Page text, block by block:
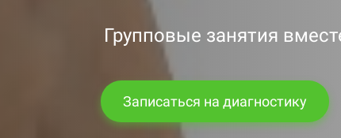
Групповые занятия
Записаться на диагностику